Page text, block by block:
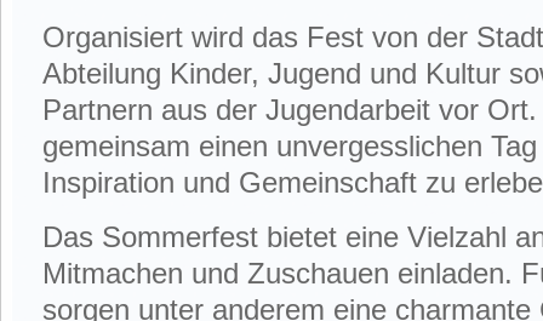
Organisiert wird das Fest von der
Abteilung Kinder, Jugend und Kultur
Partnern aus der Jugendarbeit vor
gemeinsam einen unvergesslichen
Inspiration und Gemeinschaft zu
Das Sommerfest bietet eine Vielzahl
Mitmachen und Zuschauen einladen.
sorgen unter anderem eine